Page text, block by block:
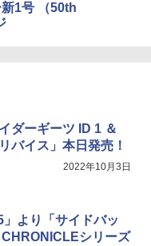
1号 （50th
ダーギーツ ID 1 ＆
バイス」本日発売！
2022年10月3日
」より「サイドバッ
シリーズ